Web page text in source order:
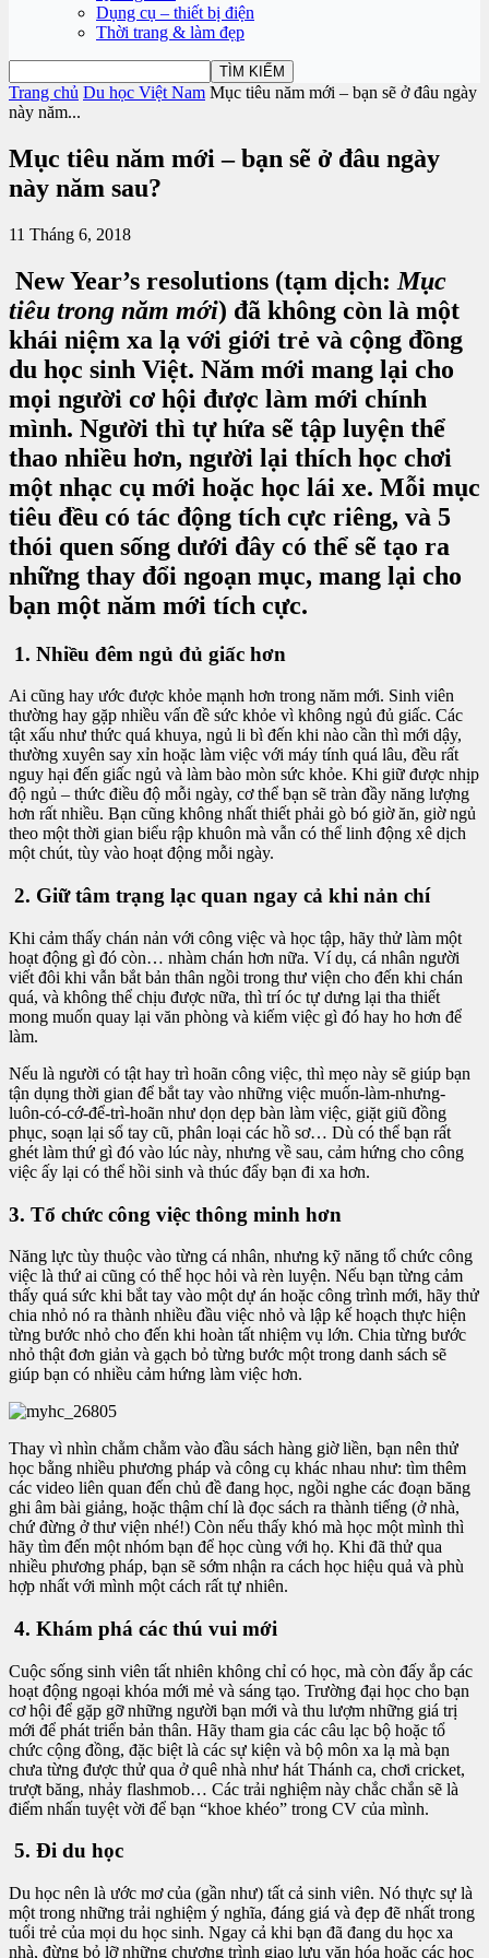
Dụng cụ – thiết bị điện
Thời trang & làm đẹp
Trang chủ Du học Việt Nam Mục tiêu năm mới – bạn sẽ ở đâu ngày
này năm...
Mục tiêu năm mới – bạn sẽ ở đâu ngày
này năm sau?
11 Tháng 6, 2018
New Year’s resolutions (tạm dịch: Mục
tiêu trong năm mới) đã không còn là một
khái niệm xa lạ với giới trẻ và cộng đồng
du học sinh Việt. Năm mới mang lại cho
mọi người cơ hội được làm mới chính
mình. Người thì tự hứa sẽ tập luyện thể
thao nhiều hơn, người lại thích học chơi
một nhạc cụ mới hoặc học lái xe. Mỗi mục
tiêu đều có tác động tích cực riêng, và 5
thói quen sống dưới đây có thể sẽ tạo ra
những thay đổi ngoạn mục, mang lại cho
bạn một năm mới tích cực.
1. Nhiều đêm ngủ đủ giấc hơn
Ai cũng hay ước được khỏe mạnh hơn trong năm mới. Sinh viên
thường hay gặp nhiều vấn đề sức khỏe vì không ngủ đủ giấc. Các
tật xấu như thức quá khuya, ngủ li bì đến khi nào cần thì mới dậy,
thường xuyên say xỉn hoặc làm việc với máy tính quá lâu, đều rất
nguy hại đến giấc ngủ và làm bào mòn sức khỏe. Khi giữ được nhịp
độ ngủ – thức điều độ mỗi ngày, cơ thể bạn sẽ tràn đầy năng lượng
hơn rất nhiều. Bạn cũng không nhất thiết phải gò bó giờ ăn, giờ ngủ
theo một thời gian biểu rập khuôn mà vẫn có thể linh động xê dịch
một chút, tùy vào hoạt động mỗi ngày.
2. Giữ tâm trạng lạc quan ngay cả khi nản chí
Khi cảm thấy chán nản với công việc và học tập, hãy thử làm một
hoạt động gì đó còn… nhàm chán hơn nữa. Ví dụ, cá nhân người
viết đôi khi vẫn bắt bản thân ngồi trong thư viện cho đến khi chán
quá, và không thể chịu được nữa, thì trí óc tự dưng lại tha thiết
mong muốn quay lại văn phòng và kiếm việc gì đó hay ho hơn để
làm.
Nếu là người có tật hay trì hoãn công việc, thì mẹo này sẽ giúp bạn
tận dụng thời gian để bắt tay vào những việc muốn-làm-nhưng-
luôn-có-cớ-để-trì-hoãn như dọn dẹp bàn làm việc, giặt giũ đồng
phục, soạn lại sổ tay cũ, phân loại các hồ sơ… Dù có thể bạn rất
ghét làm thứ gì đó vào lúc này, nhưng về sau, cảm hứng cho công
việc ấy lại có thể hồi sinh và thúc đẩy bạn đi xa hơn.
3. Tổ chức công việc thông minh hơn
Năng lực tùy thuộc vào từng cá nhân, nhưng kỹ năng tổ chức công
việc là thứ ai cũng có thể học hỏi và rèn luyện. Nếu bạn từng cảm
thấy quá sức khi bắt tay vào một dự án hoặc công trình mới, hãy thử
chia nhỏ nó ra thành nhiều đầu việc nhỏ và lập kế hoạch thực hiện
từng bước nhỏ cho đến khi hoàn tất nhiệm vụ lớn. Chia từng bước
nhỏ thật đơn giản và gạch bỏ từng bước một trong danh sách sẽ
giúp bạn có nhiều cảm hứng làm việc hơn.
Thay vì nhìn chằm chằm vào đầu sách hàng giờ liền, bạn nên thử
học bằng nhiều phương pháp và công cụ khác nhau như: tìm thêm
các video liên quan đến chủ đề đang học, ngồi nghe các đoạn băng
ghi âm bài giảng, hoặc thậm chí là đọc sách ra thành tiếng (ở nhà,
chứ đừng ở thư viện nhé!) Còn nếu thấy khó mà học một mình thì
hãy tìm đến một nhóm bạn để học cùng với họ. Khi đã thử qua
nhiều phương pháp, bạn sẽ sớm nhận ra cách học hiệu quả và phù
hợp nhất với mình một cách rất tự nhiên.
4. Khám phá các thú vui mới
Cuộc sống sinh viên tất nhiên không chỉ có học, mà còn đấy ắp các
hoạt động ngoại khóa mới mẻ và sáng tạo. Trường đại học cho bạn
cơ hội để gặp gỡ những người bạn mới và thu lượm những giá trị
mới để phát triển bản thân. Hãy tham gia các câu lạc bộ hoặc tổ
chức cộng đồng, đặc biệt là các sự kiện và bộ môn xa lạ mà bạn
chưa từng được thử qua ở quê nhà như hát Thánh ca, chơi cricket,
trượt băng, nhảy flashmob… Các trải nghiệm này chắc chắn sẽ là
điểm nhấn tuyệt vời để bạn “khoe khéo” trong CV của mình.
5. Đi du học
Du học nên là ước mơ của (gần như) tất cả sinh viên. Nó thực sự là
một trong những trải nghiệm ý nghĩa, đáng giá và đẹp đẽ nhất trong
tuổi trẻ của mọi du học sinh. Ngay cả khi bạn đã đang du học xa
nhà, đừng bỏ lỡ những chương trình giao lưu văn hóa hoặc các học